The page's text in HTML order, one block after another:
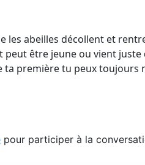
les abeilles décollent et
peut être jeune ou vient
première tu peux toujours
pour participer à la